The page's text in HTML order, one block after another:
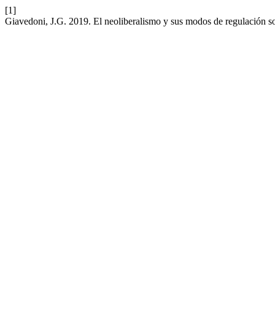
[1]
Giavedoni, J.G. 2019. El neoliberalismo y sus modos de regulación